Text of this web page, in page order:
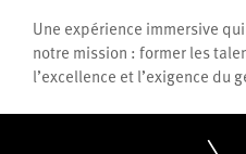
Une expérience immersive
notre mission : former les
l’excellence et l’exigence du